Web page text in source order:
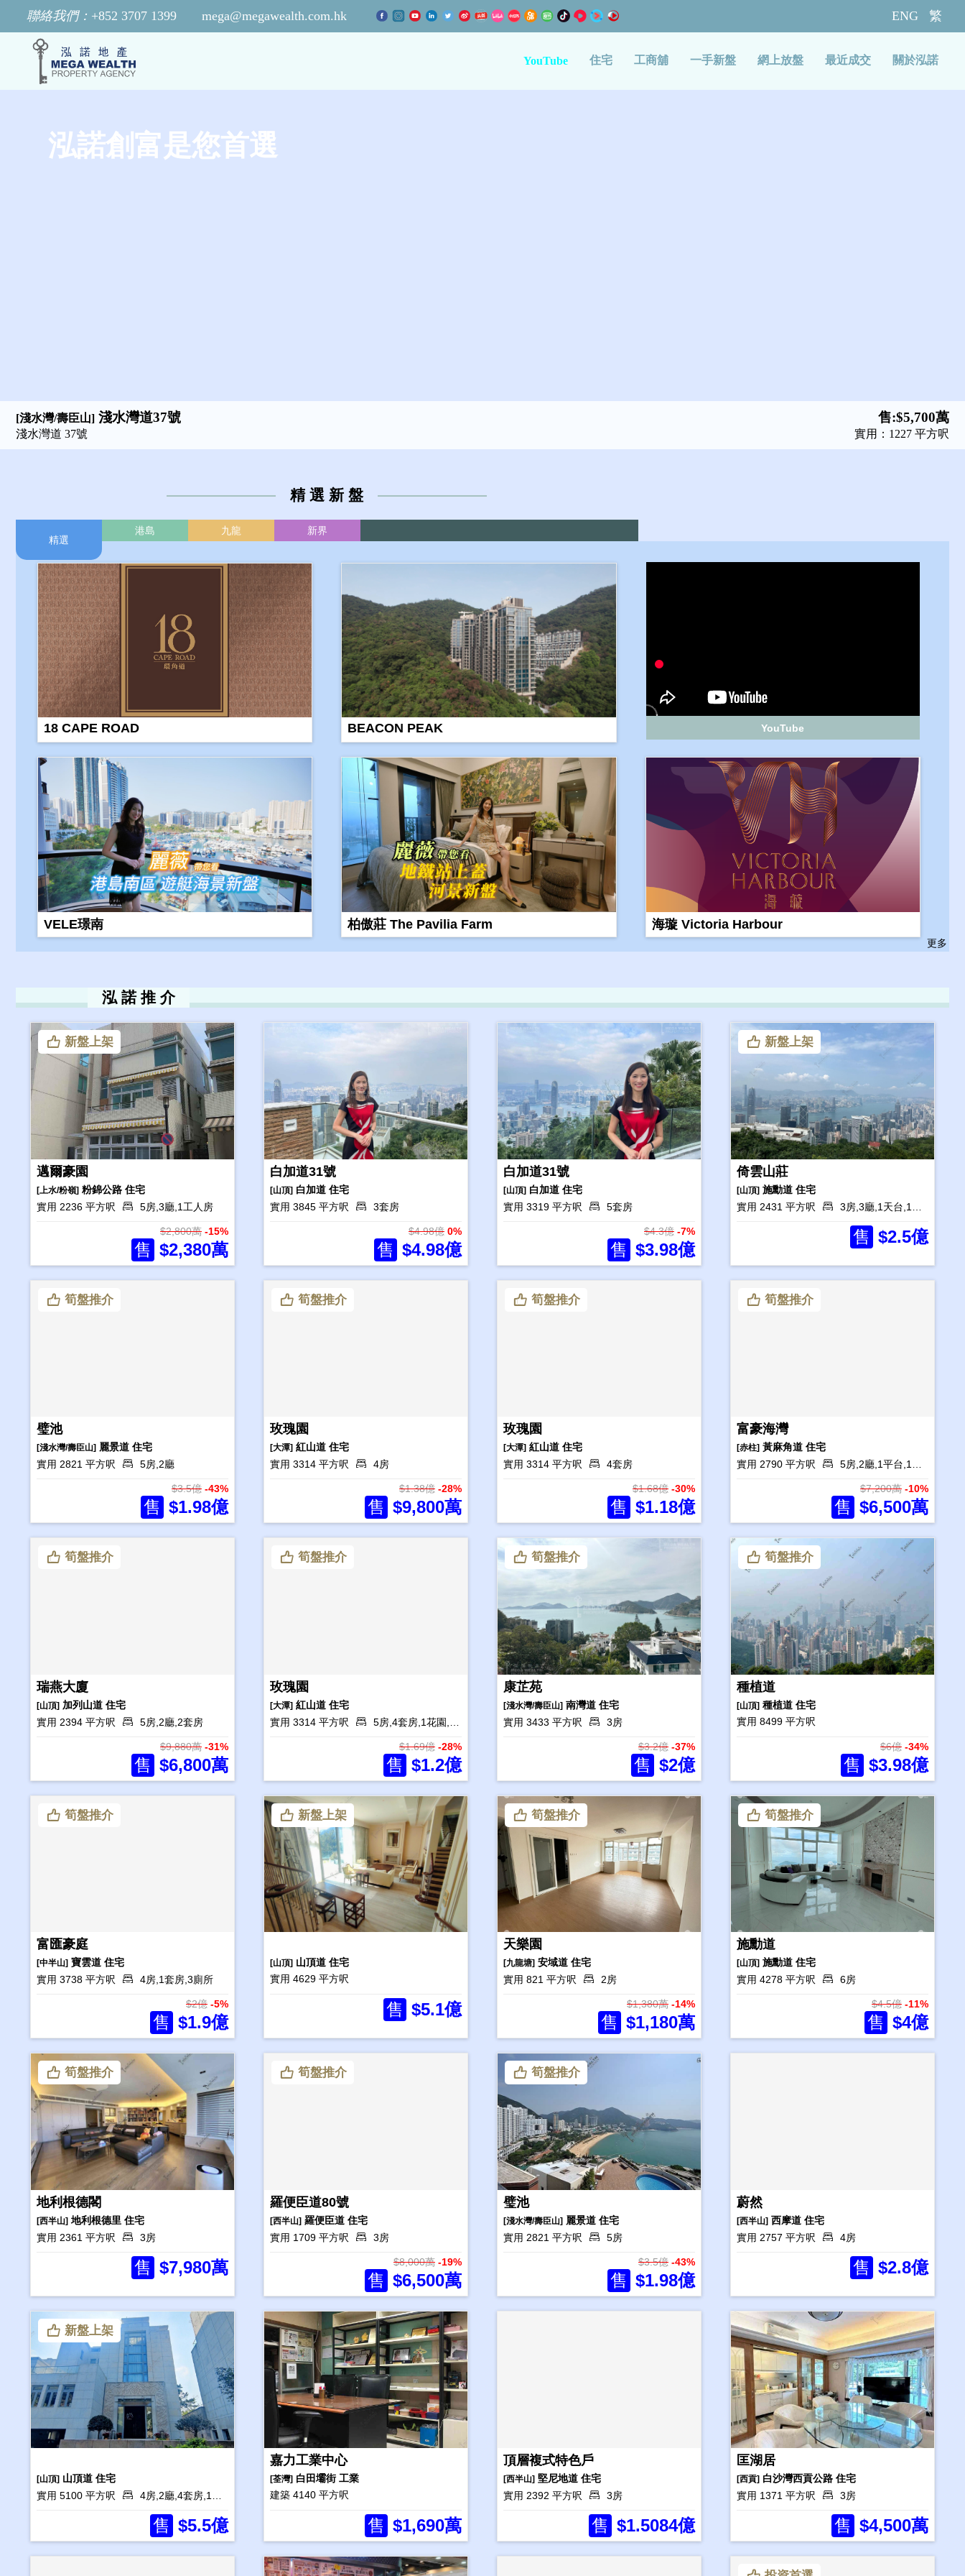
聯絡我們： +852 3707 1399 mega@megawealth.com.hk ENG 繁
YouTube 住宅 工商舖 一手新盤 網上放盤 最近成交 關於泓諾
泓諾創富是您首選
[大潭] 玫瑰園 售:$9,800萬
紅山道 88號 實用：3314 平方呎
泓諾創富是您首選
[上水/粉嶺] ST. ANDREWS PLACE 售:$3,328萬
金翠路 38號 實用：3344 平方呎
泓諾創富是您首選
[赤柱] 富豪海灣 售:$6,500萬
黃麻角道 88號 實用：2790 平方呎
泓諾創富是您首選
[山頂] 瑞燕大廈 售:$6,800萬
加列山道 18-22號 實用：2394 平方呎
泓諾創富是您首選
[山頂] 白加道31號 售:$4.98億
租:$38萬
白加道 31號 實用：3845 平方呎
泓諾創富是您首選
[山頂] 白加道31號 售:$3.98億
租:$33萬
白加道 31號 實用：3319 平方呎
泓諾創富是您首選
[山頂] 施勳道 售:$4億
租:$22萬
施勳道 30號 實用：4278 平方呎
泓諾創富是您首選
[淺水灣/壽臣山] 淺水灣道37號 售:$5,700萬
淺水灣道 37號 實用：1227 平方呎
泓諾創富是您首選
[淺水灣/壽臣山] 淺水灣道37號 售:$5,700萬
淺水灣道 37號 實用：1227 平方呎
泓諾創富是您首選
[淺水灣/壽臣山] 雅景閣 售:$7,380萬
南灣道 10號 實用：1234 平方呎
泓諾創富是您首選
[山頂] INTEROCEAN COURT 租:$22.8萬
山頂道 26號 實用：2665 平方呎
泓諾創富是您首選
[香港仔/鴨脷洲] 南區左岸 售:$1.39億
鴨脷洲徑 8號 實用：3530 平方呎
泓諾創富是您首選
[淺水灣/壽臣山] 曉穎花園 售:$6,880萬
壽臣山道西 13號 實用：1831 平方呎
泓諾創富是您首選
[赤柱] THREE BAYS 租:$26萬
赤柱灘道 7號 實用：3021 平方呎
泓諾創富是您首選
[西半山] 重德大廈 售:$1.28億
租:$12.5萬
馬己仙峽道 2號 實用：2550 平方呎
泓諾創富是您首選
[淺水灣/壽臣山] 保華大廈 售:$9,500萬
淺水灣道 119A號 實用：2578 平方呎
泓諾創富是您首選
[中半山] 地利根德閣 售:$7,980萬
地利根德里 14號 實用：2361 平方呎
泓諾創富是您首選
[大潭] 玫瑰園 售:$1.2億
租:$20萬
紅山道 88號 實用：3314 平方呎
泓諾創富是您首選
[淺水灣/壽臣山] 壁池 售:$1.3億
麗景道 7號 實用：2111 平方呎
泓諾創富是您首選
[淺水灣/壽臣山] 雅景閣 售:$8,000萬
南灣道 10號 實用：2188 平方呎
泓諾創富是您首選
[山頂] 施勳道 售:$3.5億
租:$20萬
施勳道 null號 實用：3362 平方呎
泓諾創富是您首選
[淺水灣/壽臣山] 璧池 售:$1.98億
麗景道 7號 實用：2821 平方呎
泓諾創富是您首選
[大潭] 玫瑰園 售:$1.18億
紅山道 88號 實用：3314 平方呎
泓諾創富是您首選
[大潭] 玫瑰園 售:$9,800萬
紅山道 88號 實用：3314 平方呎
泓諾創富是您首選
[上水/粉嶺] ST. ANDREWS PLACE 售:$3,328萬
金翠路 38號 實用：3344 平方呎
YouTube
精 選 新 盤
精選
港島 九龍 新界
18 CAPE ROAD BEACON PEAK
VELE璟南 柏傲莊 The Pavilia Farm 海璇 Victoria Harbour
更多
泓 諾 推 介
新盤上架
邁爾豪園
[上水/粉嶺] 粉錦公路 住宅
實用 2236 平方呎
5房,3廳,1工人房
$2,800萬 -15%
售 $2,380萬
白加道31號
[山頂] 白加道 住宅
實用 3845 平方呎
3套房
$4.98億 0%
售 $4.98億
白加道31號
[山頂] 白加道 住宅
實用 3319 平方呎
5套房
$4.3億 -7%
售 $3.98億
新盤上架
倚雲山莊
[山頂] 施勳道 住宅
實用 2431 平方呎
3房,3廳,1天台,1花園
售 $2.5億
筍盤推介
璧池
[淺水灣/壽臣山] 麗景道 住宅
實用 2821 平方呎
5房,2廳
$3.5億 -43%
售 $1.98億
筍盤推介
玫瑰園
[大潭] 紅山道 住宅
實用 3314 平方呎
4房
$1.38億 -28%
售 $9,800萬
筍盤推介
玫瑰園
[大潭] 紅山道 住宅
實用 3314 平方呎
4套房
$1.68億 -30%
售 $1.18億
筍盤推介
富豪海灣
[赤柱] 黃麻角道 住宅
實用 2790 平方呎
5房,2廳,1平台,1花園,1工人房
$7,200萬 -10%
售 $6,500萬
筍盤推介
瑞燕大廈
[山頂] 加列山道 住宅
實用 2394 平方呎
5房,2廳,2套房
$9,880萬 -31%
售 $6,800萬
筍盤推介
玫瑰園
[大潭] 紅山道 住宅
實用 3314 平方呎
5房,4套房,1花園,2工人房
$1.69億 -28%
售 $1.2億
筍盤推介
康芷苑
[淺水灣/壽臣山] 南灣道 住宅
實用 3433 平方呎
3房
$3.2億 -37%
售 $2億
筍盤推介
種植道
[山頂] 種植道 住宅
實用 8499 平方呎
$6億 -34%
售 $3.98億
筍盤推介
富匯豪庭
[中半山] 寶雲道 住宅
實用 3738 平方呎
4房,1套房,3廁所
$2億 -5%
售 $1.9億
新盤上架
[山頂] 山頂道 住宅
實用 4629 平方呎
售 $5.1億
筍盤推介
天樂園
[九龍塘] 安域道 住宅
實用 821 平方呎
2房
$1,380萬 -14%
售 $1,180萬
筍盤推介
施勳道
[山頂] 施勳道 住宅
實用 4278 平方呎
6房
$4.5億 -11%
售 $4億
筍盤推介
地利根德閣
[西半山] 地利根德里 住宅
實用 2361 平方呎
3房
售 $7,980萬
筍盤推介
羅便臣道80號
[西半山] 羅便臣道 住宅
實用 1709 平方呎
3房
$8,000萬 -19%
售 $6,500萬
筍盤推介
璧池
[淺水灣/壽臣山] 麗景道 住宅
實用 2821 平方呎
5房
$3.5億 -43%
售 $1.98億
蔚然
[西半山] 西摩道 住宅
實用 2757 平方呎
4房
售 $2.8億
新盤上架
[山頂] 山頂道 住宅
實用 5100 平方呎
4房,2廳,4套房,1工人房
售 $5.5億
嘉力工業中心
[荃灣] 白田壩街工業
建築 4140 平方呎
售 $1,690萬
頂層複式特色戶
[西半山] 堅尼地道 住宅
實用 2392 平方呎
3房
售 $1.5084億
匡湖居
[西貢] 白沙灣西貢公路 住宅
實用 1371 平方呎
3房
售 $4,500萬